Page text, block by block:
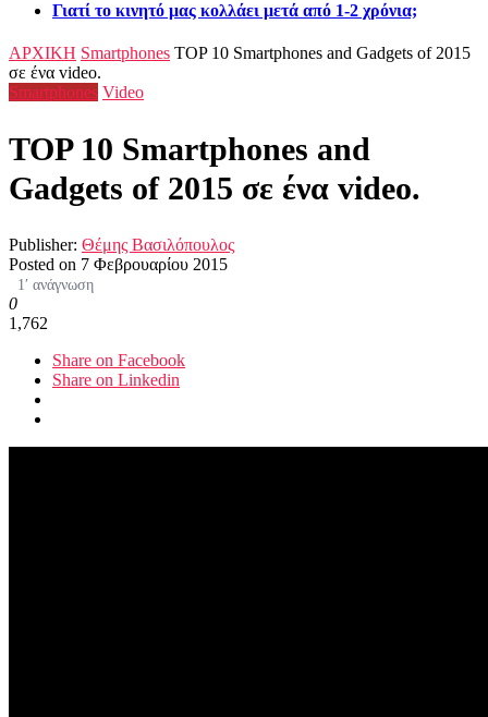
Γιατί το κινητό μας κολλάει μετά από 1-2 χρόνια;
ΑΡΧΙΚΗ Smartphones TOP 10 Smartphones and Gadgets of 2015
σε ένα video.
Smartphones Video
TOP 10 Smartphones and
Gadgets of 2015 σε ένα video.
Publisher: Θέμης Βασιλόπουλος
Posted on 7 Φεβρουαρίου 2015
1′ ανάγνωση
0
1,762
Share on Facebook
Share on Linkedin